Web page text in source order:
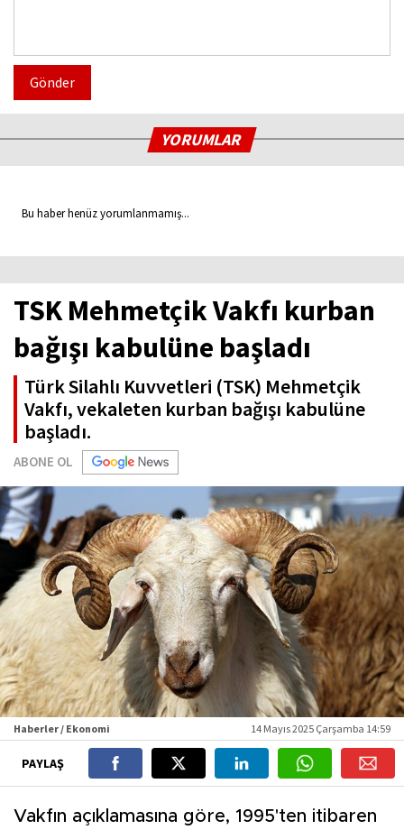
Gönder
YORUMLAR
Bu haber henüz yorumlanmamış...
TSK Mehmetçik Vakfı kurban
bağışı kabulüne başladı
Türk Silahlı Kuvvetleri (TSK) Mehmetçik
Vakfı, vekaleten kurban bağışı kabulüne
başladı.
ABONE OL
Haberler / Ekonomi 14 Mayıs 2025 Çarşamba 14:59
PAYLAŞ
Vakfın açıklamasına göre, 1995'ten itibaren